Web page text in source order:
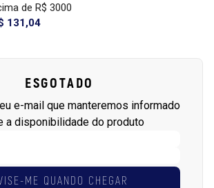
de R$ 3000
131,04
ESGOTADO
e-mail que manteremos informado
a disponibilidade do produto
ME QUANDO CHEGAR